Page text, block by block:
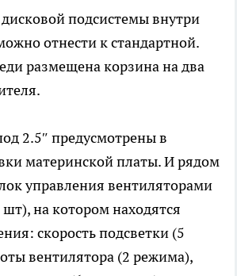
подсистемы внутри
отнести к стандартной.
размещена корзина на два
2.5″ предусмотрены в
материнской платы. И рядом
управления вентиляторами
на котором находятся
скорость подсветки (5
вентилятора (2 режима),